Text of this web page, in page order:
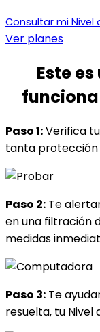
Consultar mi Nivel
Ver planes
Este
funciona
Paso 1:Verifica
tanta protección
Paso 2: Te
en una filtración
medidas
Paso 3: Te
resuelta, tu Nivel